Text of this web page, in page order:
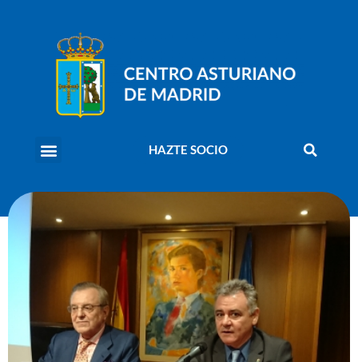
HAZTE SOCIO